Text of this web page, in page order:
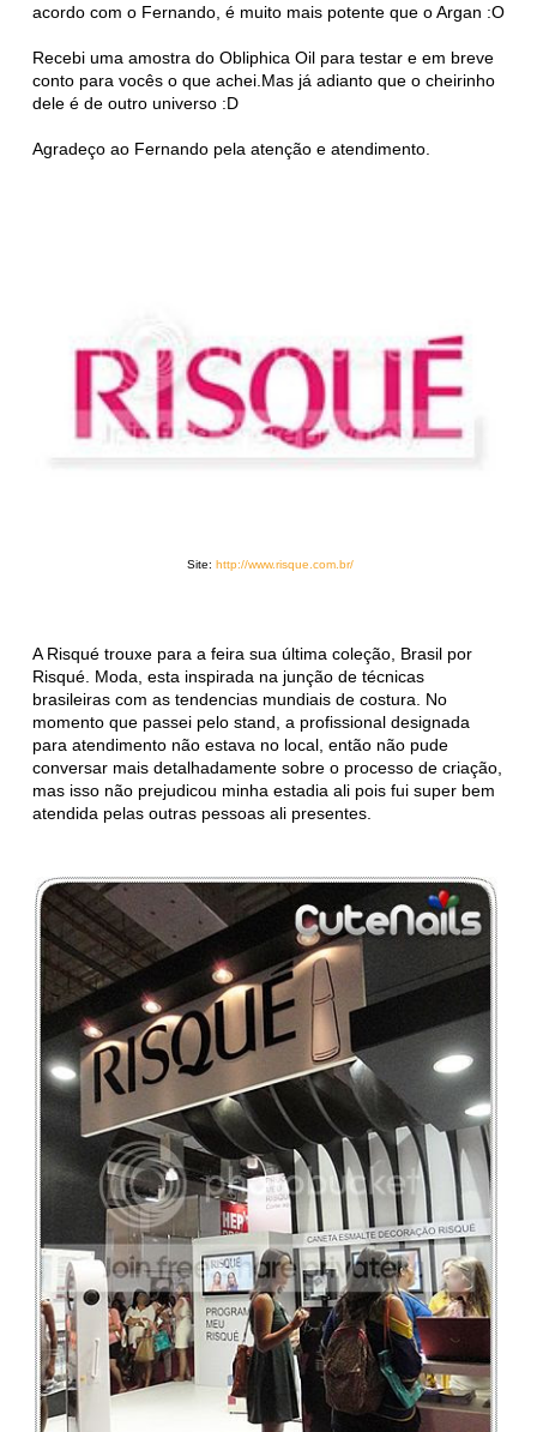
acordo com o Fernando, é muito mais potente que o Argan :O
Recebi uma amostra do Obliphica Oil para testar e em breve
conto para vocês o que achei.Mas já adianto que o cheirinho
dele é de outro universo :D
Agradeço ao Fernando pela atenção e atendimento.
Site: http://www.risque.com.br/
A Risqué trouxe para a feira sua última coleção, Brasil por
Risqué. Moda, esta inspirada na junção de técnicas
brasileiras com as tendencias mundiais de costura. No
momento que passei pelo stand, a profissional designada
para atendimento não estava no local, então não pude
conversar mais detalhadamente sobre o processo de criação,
mas isso não prejudicou minha estadia ali pois fui super bem
atendida pelas outras pessoas ali presentes.